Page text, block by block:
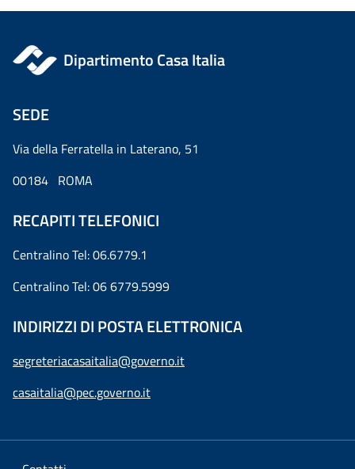
Dipartimento Casa Italia
SEDE
Via della Ferratella in Laterano, 51
00184 ROMA
RECAPITI TELEFONICI
Centralino Tel: 06.6779.1
Centralino Tel: 06 6779.5999
INDIRIZZI DI POSTA ELETTRONICA
segreteriacasaitalia@governo.it
casaitalia@pec.governo.it